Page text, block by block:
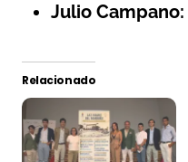
Julio Campano:
Relacionado